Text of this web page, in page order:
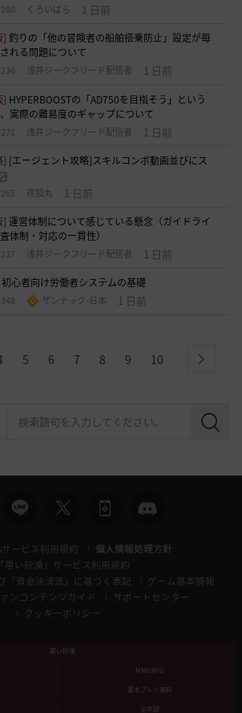
280 くろいばら 1 日前
]釣りの「他の冒険者の船舶搭乗防止」設定が毎
れる問題について
236 浅井ジークフリード配信者 1 日前
] HYPERBOOSTの「AD750を目指そう」という
実際の難易度のギャップについて
271 浅井ジークフリード配信者 1 日前
] [エージェント攻略]スキルコンボ動画並びにス
265 夜狐丸 1 日前
]運営体制について感じている懸念（ガイドライ
体制・対応の一貫性）
237 浅井ジークフリード配信者 1 日前
初心者向け労働者システムの基礎
348 ザンナック-日本 1 日前
5 6 7 8 9 10 next
検
サービス利用規約
個人情報処理方針
「黒い砂漠」サービス利用規約
「資金決済法」に基づく表記
ゲーム基本情報
ンコンテンツガイド
サポートセンター
クッキーポリシー
黒い砂漠
MMORPG
基本プレイ無料
全年齢